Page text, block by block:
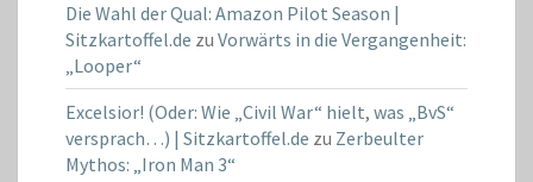
Die Wahl der Qual: Amazon Pilot Season |
Sitzkartoffel.de zu Vorwärts in die Vergangenheit:
„Looper“
Excelsior! (Oder: Wie „Civil War“ hielt, was „BvS“
versprach…) | Sitzkartoffel.de zu Zerbeulter
Mythos: „Iron Man 3“